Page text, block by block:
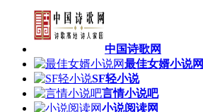
中国诗歌网
最佳女婿小说网
SF轻小说
言情小说吧
小说阅读网